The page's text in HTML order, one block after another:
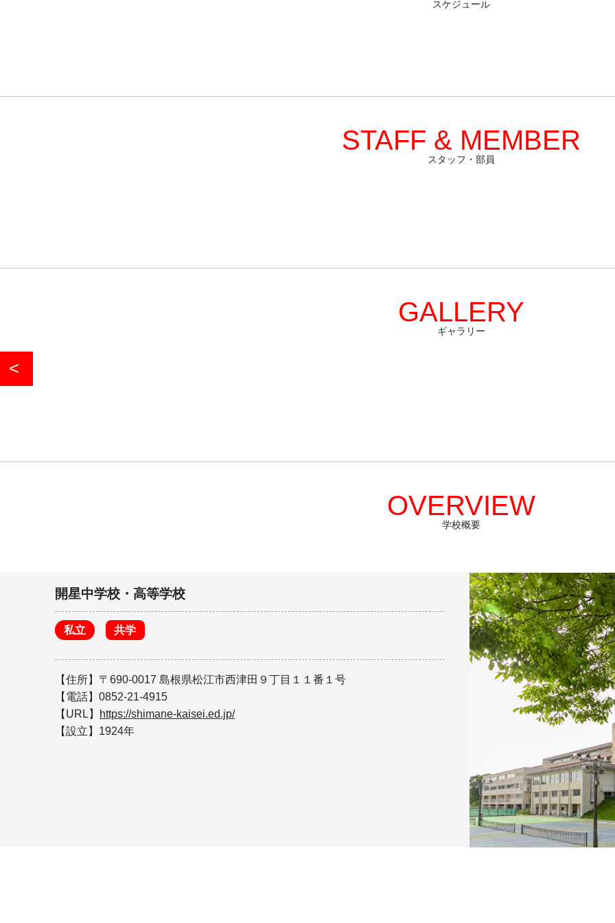
スケジュール
スタッフ・部員
STAFF & MEMBER
ギャラリー
GALLERY
学校概要
OVERVIEW
開星中学校・高等学校
私立 共学
【住所】〒690-0017 島根県松江市西津田９丁目１１番１号
【電話】0852-21-4915
【URL】
https://shimane-kaisei.ed.jp/
【設立】1924年